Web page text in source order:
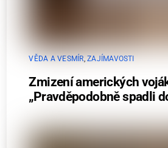
VĚDA A VESMÍR,ZAJÍMAVOSTI
Zmizení amerických
„Pravděpodobně spadli